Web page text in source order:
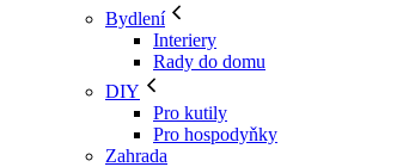
Bydlení
Interiery
Rady do domu
DIY
Pro kutily
Pro hospodyňky
Zahrada